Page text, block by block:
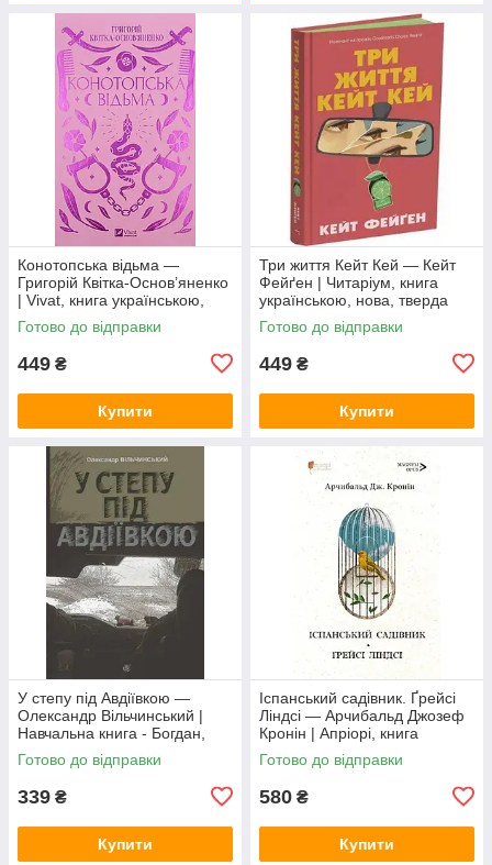
Конотопська відьма —
Григорій Квітка-Основ’яненко
| Vivat, книга українською,
нова, тверда
Готово до відправки
449 ₴
Купити
Три життя Кейт Кей — Кейт
Фейґен | Читаріум, книга
українською, нова, тверда
Готово до відправки
449 ₴
Купити
У степу під Авдіївкою —
Олександр Вільчинський |
Навчальна книга - Богдан,
книга українською, нова,
тверда
Готово до відправки
339 ₴
Купити
Іспанський садівник. Ґрейсі
Ліндсі — Арчибальд Джозеф
Кронін | Апріорі, книга
українською, нова, тверда
Готово до відправки
580 ₴
Купити